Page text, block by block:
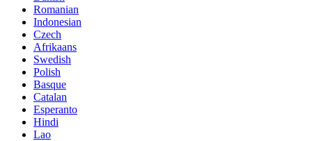
Romanian
Indonesian
Czech
Afrikaans
Swedish
Polish
Basque
Catalan
Esperanto
Hindi
Lao